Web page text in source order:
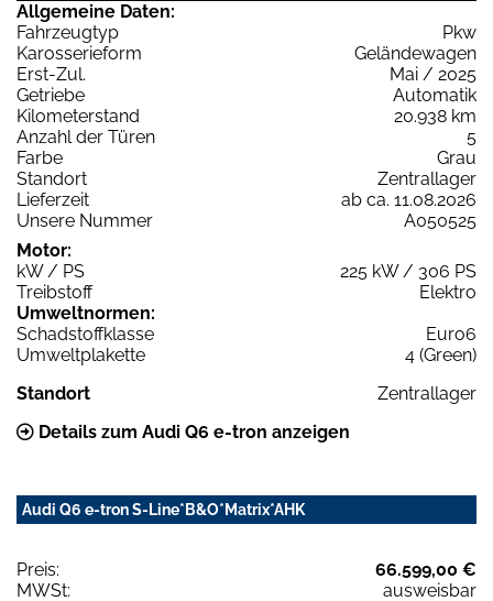
Allgemeine Daten:
Fahrzeugtyp
Pkw
Karosserieform
Geländewagen
Erst-Zul.
Mai / 2025
Getriebe
Automatik
Kilometerstand
20.938 km
Anzahl der Türen
5
Farbe
Grau
Standort
Zentrallager
Lieferzeit
ab ca. 11.08.2026
Unsere Nummer
A050525
Motor:
kW / PS
225 kW / 306 PS
Treibstoff
Elektro
Umweltnormen:
Schadstoffklasse
Euro6
Umweltplakette
4 (Green)
Standort
Zentrallager
Details zum Audi Q6 e-tron anzeigen
Audi Q6 e-tron S-Line*B&O*Matrix*AHK
Preis:
66.599,00 €
MWSt:
ausweisbar